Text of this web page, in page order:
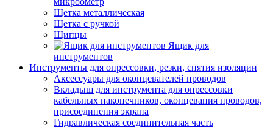
Щетка металлическая
Щетка с ручкой
Щипцы
Ящик для
инструментов
Инструменты для опрессовки, резки, снятия изоляции
Аксессуары для оконцевателей проводов
Вкладыш для инструмента для опрессовки
кабельных наконечников, оконцевания проводов,
присоединения экрана
Гидравлическая соединительная часть